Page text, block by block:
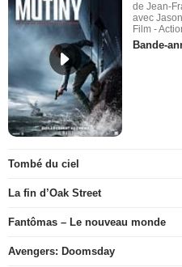
de Jean-
avec
Film -
Bande-
Tombé du ciel
La fin d’Oak Street
Fantômas – Le nouveau monde
Avengers: Doomsday